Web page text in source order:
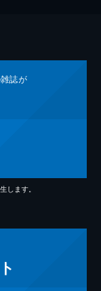
誌が
します。